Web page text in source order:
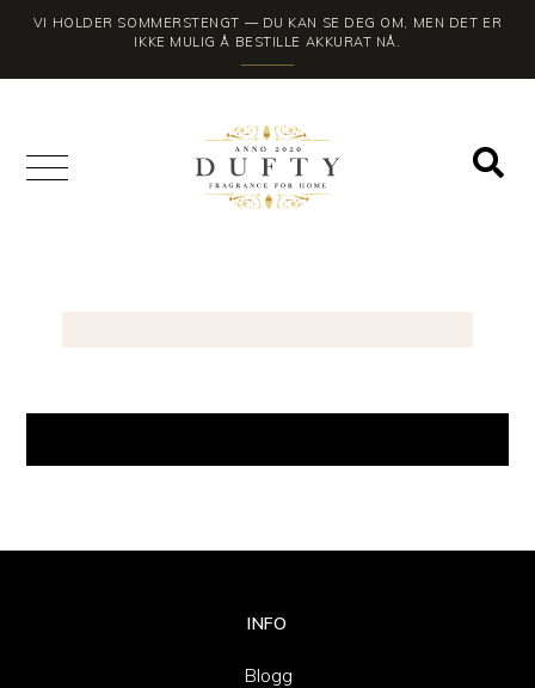
VI HOLDER SOMMERSTENGT — DU KAN SE DEG OM, MEN DET ER
IKKE MULIG Å BESTILLE AKKURAT NÅ.
INFO
Blogg